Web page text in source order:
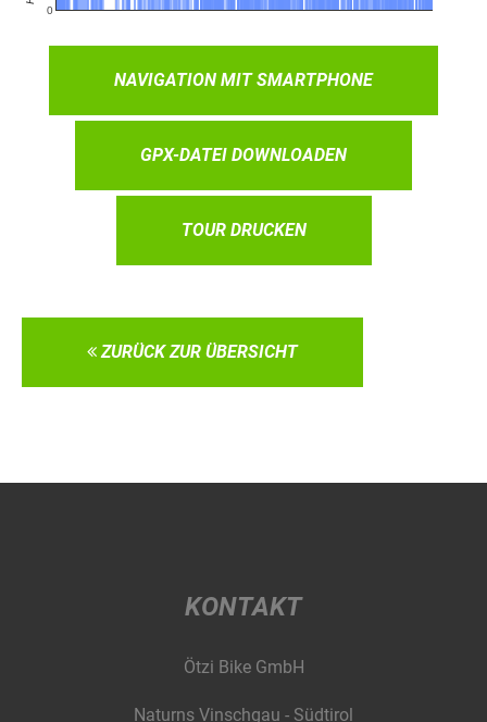
NAVIGATION MIT SMARTPHONE
GPX-DATEI DOWNLOADEN
TOUR DRUCKEN
ZURÜCK ZUR ÜBERSICHT
KONTAKT
Ötzi Bike GmbH
Naturns Vinschgau - Südtirol